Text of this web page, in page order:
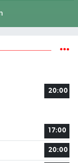
20:00
17:00
20:00